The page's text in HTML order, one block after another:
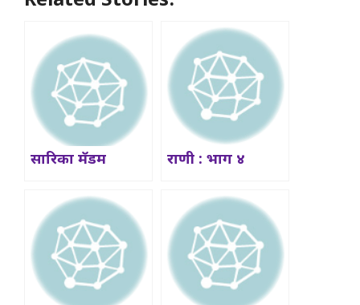
सारिका मॅडम राणी : भाग ४